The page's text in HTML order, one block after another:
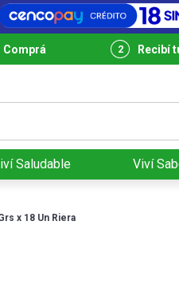
Comprá Recibí
Saludable Viví
x 18 Un Riera